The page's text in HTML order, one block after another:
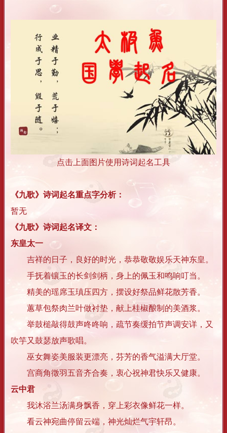
点击上面图片使用诗词起名工具
《九歌》诗词起名重点字分析：
暂无
《九歌》诗词起名译文：
东皇太一
吉祥的日子，良好的时光，恭恭敬敬娱乐天神东皇。
手抚着镶玉的长剑剑柄，身上的佩玉和鸣响叮当。
精美的瑶席玉瑱压四方，摆设好祭品鲜花散芳香。
蕙草包祭肉兰叶做衬垫，献上桂椒酿制的美酒浆。
举鼓槌敲得鼓声咚咚响，疏节奏缓拍节声调安详，又
吹竽又鼓瑟放声歌唱。
巫女舞姿美服装更漂亮，芬芳的香气溢满大厅堂。
宫商角徵羽五音齐合奏，衷心祝神君快乐又健康。
云中君
我沐浴兰汤满身飘香，穿上彩衣像鲜花一样。
看云神宛曲停留云端，神光灿烂气宇轩昂。